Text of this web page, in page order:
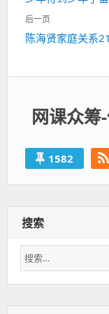
航
一
后一页
下
陈海贤家庭关系
网课众筹
1582
搜索
搜
索：